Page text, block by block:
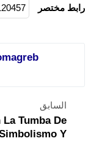
رابط مختصر
السابق
Tumba De
Y